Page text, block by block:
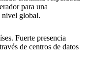
para una
nivel global.
Fuerte presencia
de centros de datos